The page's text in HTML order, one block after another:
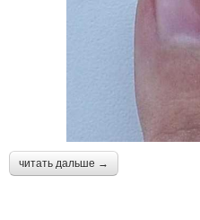
читать дальше →